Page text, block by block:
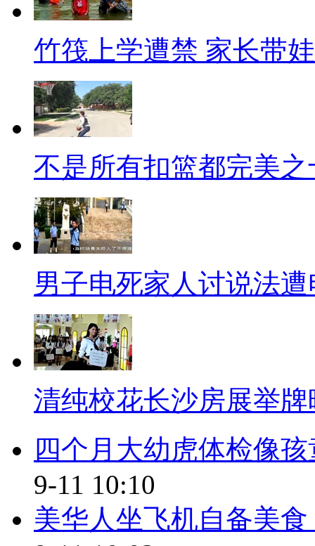
试评价体系并没有实质性改革，
议，减负是一个系统工程，推
二 中新记者眼
【口播】今天是2013年9月11
去12年。今年的这一天，美国
案、棱镜门风波后，奥巴马政府
武。今年的“9•11”纪念日对美
气氛。
【同期】中新社美国分社 记
0352美国各界对这一天还是
这一天带给美国人民的这种
其实仍然没有完全挥去
今年的这一天美国还会举行
比如今年在新泽西 宾夕法尼
竹筏上学遭禁 家长带
不是所有扣篮都完美
男子电死家人讨说法
清纯校花长沙房展举
四个月大幼虎体检像
9-11 10:10
美华人坐飞机自备美